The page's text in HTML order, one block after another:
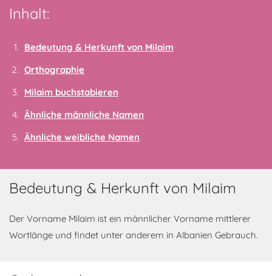
Inhalt:
Bedeutung & Herkunft von Milaim
Orthographie
Milaim buchstabieren
Ähnliche männliche Namen
Ähnliche weibliche Namen
Bedeutung & Herkunft von Milaim
Der Vorname Milaim ist ein männlicher Vorname mittlerer
Wortlänge und findet unter anderem in Albanien Gebrauch.